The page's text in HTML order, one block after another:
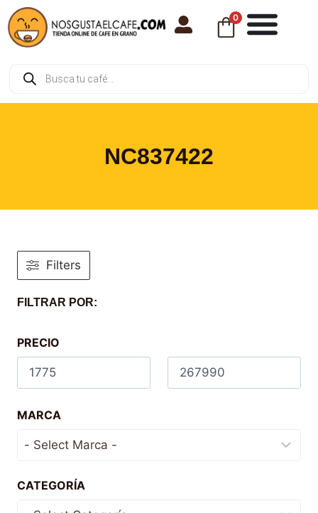
0
NC837422
Filters
FILTRAR POR:
PRECIO
MARCA
CATEGORÍA